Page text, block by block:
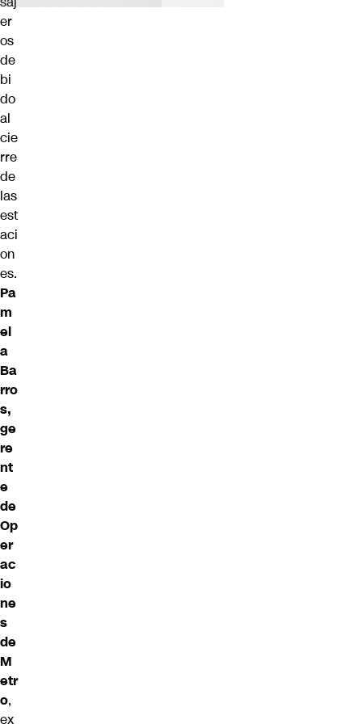
er
os
de
bi
do
al
cie
rre
de
las
est
aci
on
es.
Pa
m
el
a
Ba
rro
s,
ge
re
nt
e
de
Op
er
ac
io
ne
s
de
M
etr
o,
ex